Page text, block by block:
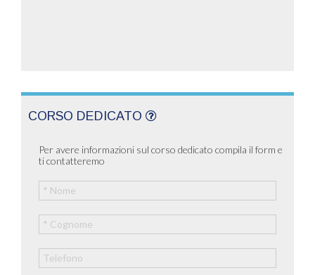
CORSO DEDICATO
Per avere informazioni sul corso dedicato compila il form e
ti contatteremo